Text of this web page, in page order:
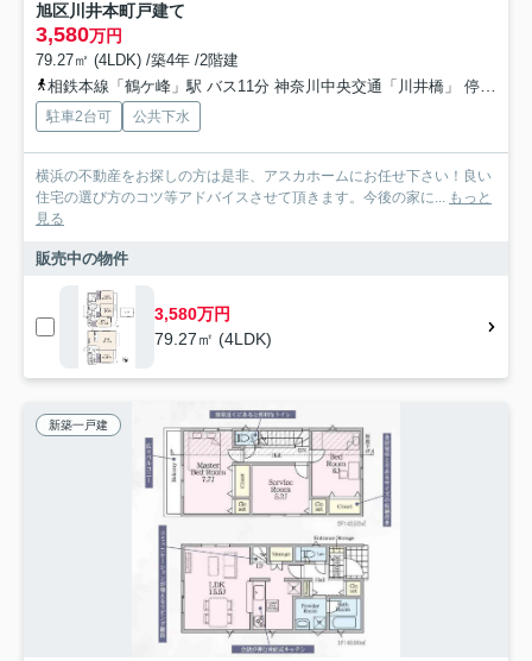
旭区川井本町戸建て
3,580万円
79.27㎡ (4LDK) /築4年 /2階建
相鉄本線「鶴ケ峰」駅 バス11分 神奈川中央交通「川井橋」 停歩11分
駐車2台可 公共下水
横浜の不動産をお探しの方は是非、アスカホームにお任せ下さい！良い
住宅の選び方のコツ等アドバイスさせて頂きます。今後の家に... もっと
見る
販売中の物件
3,580万円
79.27㎡ (4LDK)
新築一戸建